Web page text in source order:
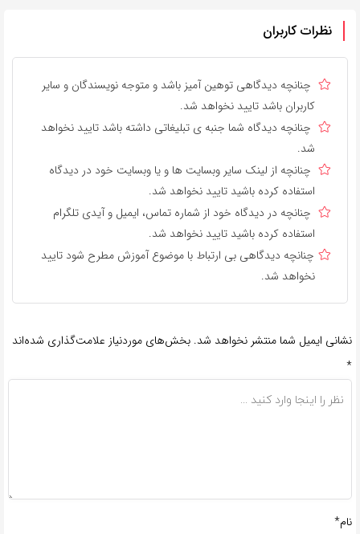
نظرات کاربران
چنانچه دیدگاهی توهین آمیز باشد و متوجه نویسندگان و سایر
کاربران باشد تایید نخواهد شد.
چنانچه دیدگاه شما جنبه ی تبلیغاتی داشته باشد تایید نخواهد
شد.
چنانچه از لینک سایر وبسایت ها و یا وبسایت خود در دیدگاه
استفاده کرده باشید تایید نخواهد شد.
چنانچه در دیدگاه خود از شماره تماس، ایمیل و آیدی تلگرام
استفاده کرده باشید تایید نخواهد شد.
چنانچه دیدگاهی بی ارتباط با موضوع آموزش مطرح شود تایید
نخواهد شد.
نشانی ایمیل شما منتشر نخواهد شد. بخش‌های موردنیاز علامت‌گذاری شده‌اند
*
نام*